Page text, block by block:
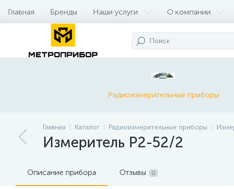
Главная Бренды Наши услуги О компании
Радиоизмерительные приборы
Главная Каталог Радиоизмерительные приборы
Измеритель Р2-52/2
Описание прибора Отзывы 0